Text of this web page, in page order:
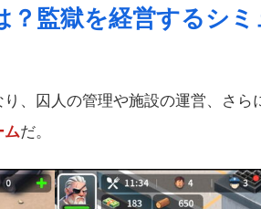
監獄を経営するシ
、囚人の管理や施設の運営、さら
ムだ。